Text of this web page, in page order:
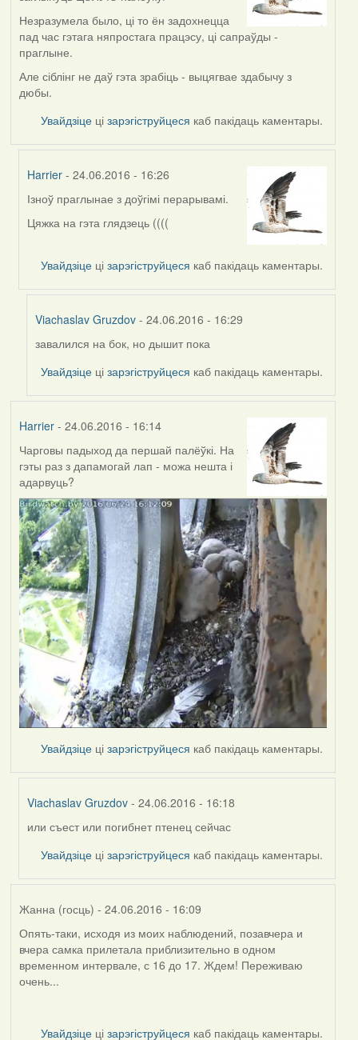
Незразумела было, ці то ён задохнецца
пад час гэтага няпростага працэсу, ці сапраўды -
праглыне.
Але сіблінг не даў гэта зрабіць - выцягвае здабычу з
дюбы.
Увайдзіце цізарэгіструйцеся каб пакідаць каментары.
Harrier - 24.06.2016 - 16:26
In
reply
Harrier
Ізноў праглынае з доўгімі перарывамі.
Цяжка на гэта глядзець ((((
Увайдзіце цізарэгіструйцеся каб пакідаць каментары.
Viachaslav Gruzdov - 24.06.2016 - 16:29
In
reply
by
завалился на бок, но дышит пока
Увайдзіце цізарэгіструйцеся каб пакідаць каментары.
Harrier- 24.06.2016 - 16:14
Чарговы падыход да першай палёўкі. На
гэты раз з дапамогай лап - можа нешта і
адарвуць?
Увайдзіце цізарэгіструйцеся каб пакідаць каментары.
Viachaslav Gruzdov - 24.06.2016 - 16:18
In
reply
by
или съест или погибнет птенец сейчас
Увайдзіце цізарэгіструйцеся каб пакідаць каментары.
Жанна (госць) - 24.06.2016 - 16:09
Опять-таки, исходя из моих наблюдений, позавчера и
вчера самка прилетала приблизительно в одном
временном интервале, с 16 до 17. Ждем! Переживаю
очень...
Увайдзіце цізарэгіструйцеся каб пакідаць каментары.